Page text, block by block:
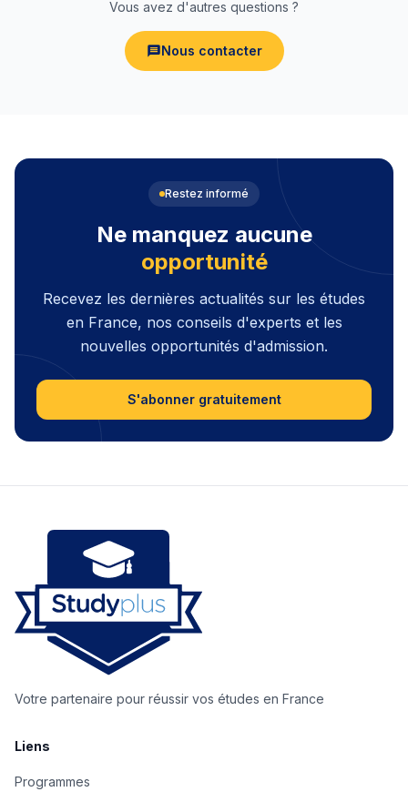
Vous avez d'autres questions ?
Nous contacter
Restez informé
Ne manquez aucune
opportunité
Recevez les dernières actualités sur les études
en France, nos conseils d'experts et les
nouvelles opportunités d'admission.
S'abonner gratuitement
Votre partenaire pour réussir vos études en France
Liens
Programmes